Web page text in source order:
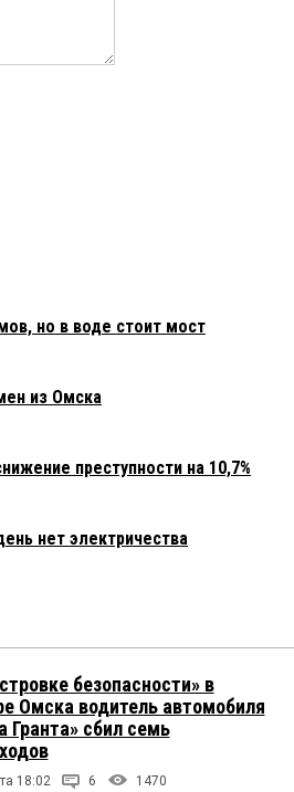
но в воде стоит мост
из Омска
преступности на 10,7%
нет электричества
безопасности» в
Омска водитель автомобиля
Гранта» сбил семь
18:02 6 1470